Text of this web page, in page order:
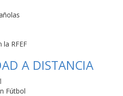
RFEF
A DISTANCIA
Fútbol